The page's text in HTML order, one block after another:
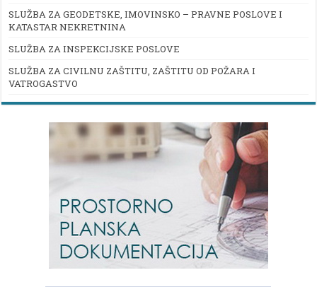
SLUŽBA ZA GEODETSKE, IMOVINSKO – PRAVNE POSLOVE I
KATASTAR NEKRETNINA
SLUŽBA ZA INSPEKCIJSKE POSLOVE
SLUŽBA ZA CIVILNU ZAŠTITU, ZAŠTITU OD POŽARA I
VATROGASTVO